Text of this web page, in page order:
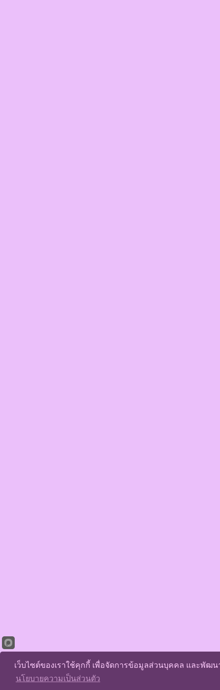
เว็บไซต์ของเราใช้คุกกี้ เพื่อจัดการข้อมูลส่วนบุคคล และพัฒ
นโยบายความเป็นส่วนตัว